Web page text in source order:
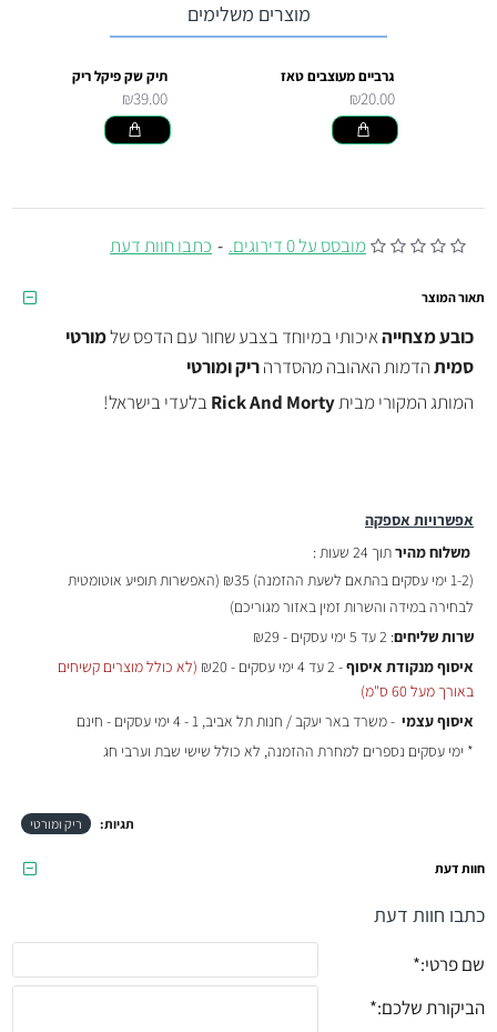
מובסס על 0 דירוגים. - כתבו חוות דעת
מוצרים משלימים
גרביים מעוצבים טאז
₪20.00
תיק שק פיקל ריק
₪39.00
אפשרויות אספקה
משלוח מהירתוך 24 שעות :
(1-2 ימי עסקים בהתאם לשעת ההזמנה)
₪35 (האפשרות תופיע אוטומטית
לבחירה במידה והשרות זמין באזור מגוריכם)
שרות שליחים: 2 עד 5 ימי עסקים - ₪29
איסוף מנקודת איסוף- 2 עד 4 ימי עסקים - ₪20
(לא כולל מוצרים קשיחים
באורך מעל 60 ס"מ)
איסוף עצמי - משרד באר יעקב / חנות תל אביב, 1 - 4 ימי עסקים - חינם
* ימי עסקים נספרים למחרת ההזמנה, לא כולל שישי שבת וערבי חג
תאור המוצר
כובע מצחייהאיכותי במיוחד בצבע שחור עם הדפסשלמורטי
סמיתהדמות האהובה מהסדרהריק ומורטי
המותג המקורי מבית
בלעדי בישראל!
תגיות: ריק ומורטי
חוות דעת
כתבו חוות דעת
שם פרטי:
הביקורת שלכם: